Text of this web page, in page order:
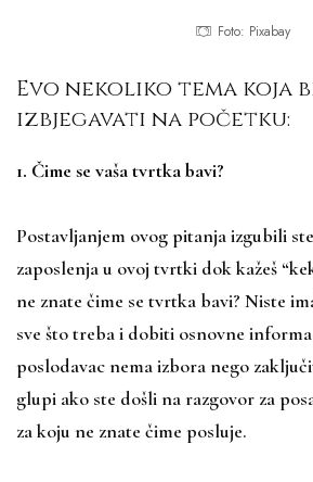
Foto: Pixabay
Evo nekoliko tema koja
izbjegavati na početku:
1. Čime se vaša tvrtka bavi?
Postavljanjem ovog pitanja izgubili
zaposlenja u ovoj tvrtki dok kažeš
ne znate čime se tvrtka bavi? Niste
sve što treba i dobiti osnovne
poslodavac nema izbora nego
glupi ako ste došli na razgovor za
za koju ne znate čime posluje.